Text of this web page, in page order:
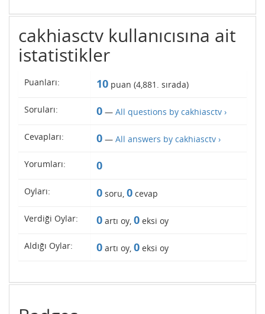
cakhiasctv kullanıcısına ait
istatistikler
Puanları: 10 puan (4,881 . sırada)
Soruları: 0 — All questions by cakhiasctv ›
Cevapları: 0 — All answers by cakhiasctv ›
Yorumları: 0
Oyları: 0 soru, 0 cevap
Verdiği Oylar: 0 artı oy, 0 eksi oy
Aldığı Oylar: 0 artı oy, 0 eksi oy